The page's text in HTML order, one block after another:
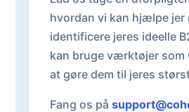
hvordan vi kan hjælpe jer
identificere jeres ideelle
kan bruge værktøjer som
at gøre dem til jeres
Fang os på